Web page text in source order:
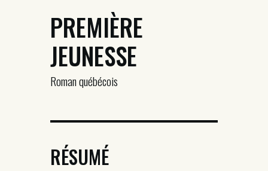
PREMIÈRE
JEUNESSE
Roman québécois
RÉSUMÉ